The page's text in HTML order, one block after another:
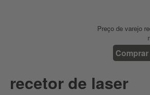
Preço de varejo
recetor de laser